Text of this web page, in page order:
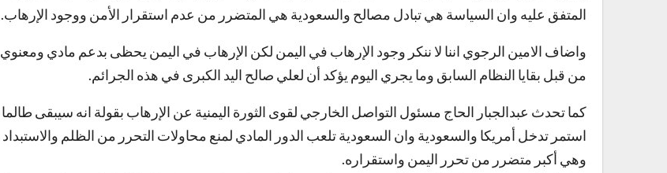
المتفق عليه وان السياسة هي تبادل مصالح والسعودية هي المتضرر من عدم استقرار الأمن ووجود الإرهاب.
واضاف الامين الرجوي اننا لا ننكر وجود الإرهاب في اليمن لكن الإرهاب في اليمن يحظى بدعم مادي ومعنوي
من قبل بقايا النظام السابق وما يجري اليوم يؤكد أن لعلي صالح اليد الكبرى في هذه الجرائم.
كما تحدث عبدالجبار الحاج مسئول التواصل الخارجي لقوى الثورة اليمنية عن الإرهاب بقولة انه سيبقى طالما
استمر تدخل أمريكا والسعودية وان السعودية تلعب الدور المادي لمنع محاولات التحرر من الظلم والاستبداد
وهي أكبر متضرر من تحرر اليمن واستقراره.